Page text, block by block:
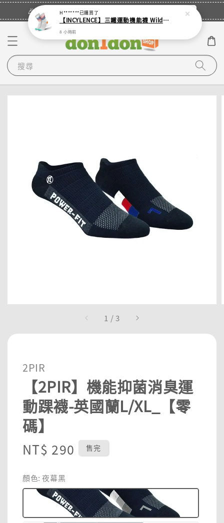
🎉登入會員・領取您的專屬折扣券！ 立即登入
搜尋
1 /3
2PIR
【2PIR】機能抑菌消臭運
動踝襪-英國蘭L/XL_【零
碼】
Regular
NT$ 290 售完
顏色: 夜幕黑
H*******已購買了
【INCYLENCE】三鐵運動機能襪 Wildness Inferno
8 小時前